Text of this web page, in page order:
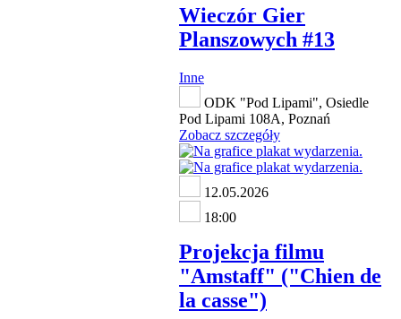
Wieczór Gier
Planszowych #13
Inne
ODK "Pod Lipami", Osiedle
Pod Lipami 108A, Poznań
Zobacz szczegóły
12.05.2026
18:00
Projekcja filmu
"Amstaff" ("Chien de
la casse")